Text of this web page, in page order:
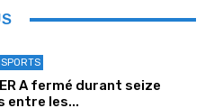
A fermé durant seize
entre les...